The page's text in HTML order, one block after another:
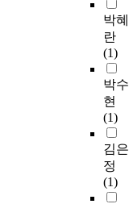
박혜
란
(1)
박수
현
(1)
김은
정
(1)